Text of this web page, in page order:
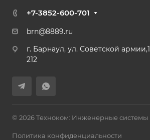
+7-3852-600-701
brn@8889.ru
г. Барнаул, ул. Советской
212
© 2026 Техноком: Инженерные системы
Политика конфиденциальности